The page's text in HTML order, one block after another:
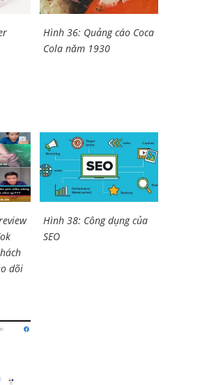
Hình 36: Quảng cáo Coca
Cola năm 1930
dõi
Hình 38: Công dụng của
SEO